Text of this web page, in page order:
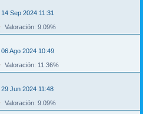
14 Sep 2024 11:31
Valoración: 9.09%
06 Ago 2024 10:49
Valoración: 11.36%
29 Jun 2024 11:48
Valoración: 9.09%